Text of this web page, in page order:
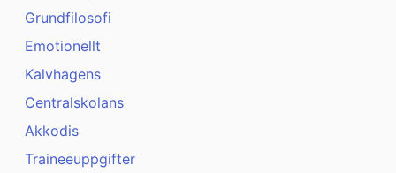
Grundfilosofi
Emotionellt
Kalvhagens
Centralskolans
Akkodis
Traineeuppgifter